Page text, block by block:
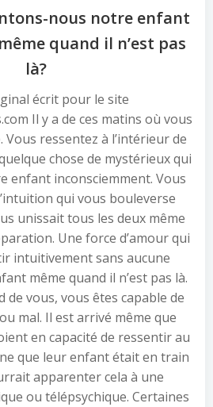
nous notre enfant
quand il n’est pas
là?
écrit pour le site
Il y a de ces matins où vous
ressentez à l’intérieur de
chose de mystérieux qui
enfant inconsciemment. Vous
qui vous bouleverse
unissait tous les deux même
Une force d’amour qui
intuitivement sans aucune
même quand il n’est pas là.
de vous, vous êtes capable de
mal. Il est arrivé même que
en capacité de ressentir au
que leur enfant était en train
apparenter cela à une
ou télépsychique. Certaines